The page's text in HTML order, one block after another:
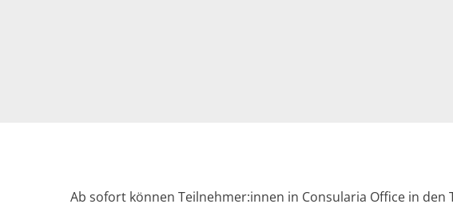
Ab sofort können Teilnehmer:innen in Consularia Office in